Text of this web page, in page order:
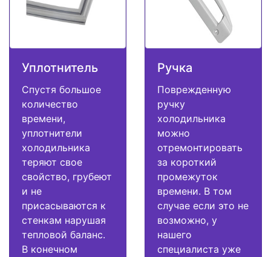
Уплотнитель
Спустя большое
количество
времени,
уплотнители
холодильника
теряют свое
свойство, грубеют
и не
присасываются к
стенкам нарушая
тепловой баланс.
В конечном
Ручка
Поврежденную
ручку
холодильника
можно
отремонтировать
за короткий
промежуток
времени. В том
случае если это не
возможно, у
нашего
специалиста уже